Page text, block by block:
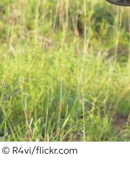
© R4vi/flickr.com